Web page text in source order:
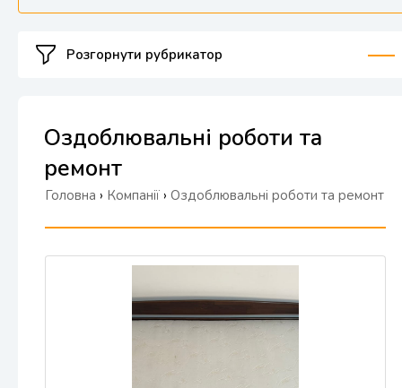
Розгорнути рубрикатор
Оздоблювальні роботи та
ремонт
Головна › Компанії › Оздоблювальні роботи та ремонт